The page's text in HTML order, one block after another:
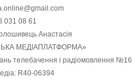
031 08 61
Анастасія
МЕДІАПЛАТФОРМА»
телебачення і радіомовлення
R40-06394